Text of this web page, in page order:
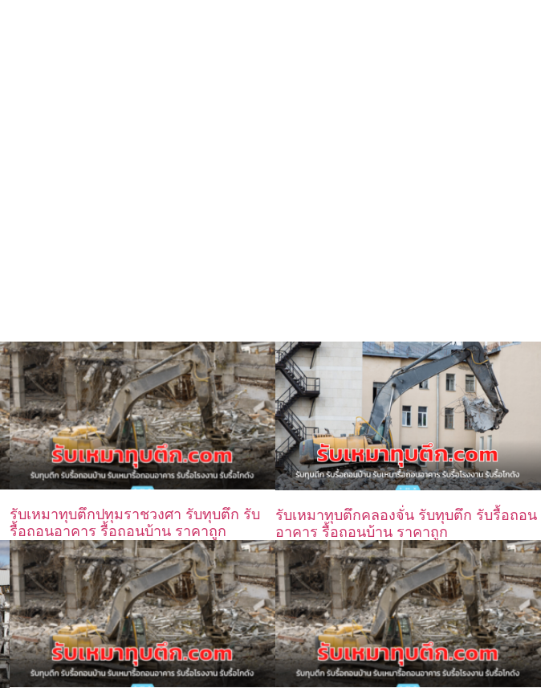
รับเหมาทุบตึกปทุมราชวงศา รับทุบตึก รับ
รื้อถอนอาคาร รื้อถอนบ้าน ราคาถูก
รับเหมาทุบตึกคลองจั่น รับทุบตึก รับรื้อถอน
อาคาร รื้อถอนบ้าน ราคาถูก